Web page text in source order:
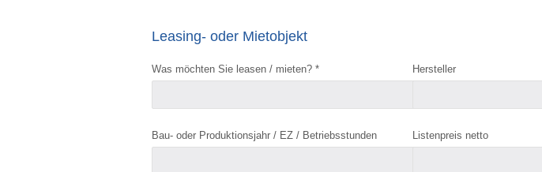
Leasing- oder Mietobjekt
Was möchten Sie leasen / mieten? * Hersteller
Bau- oder Produktionsjahr / EZ / Betriebsstunden Listenpreis netto